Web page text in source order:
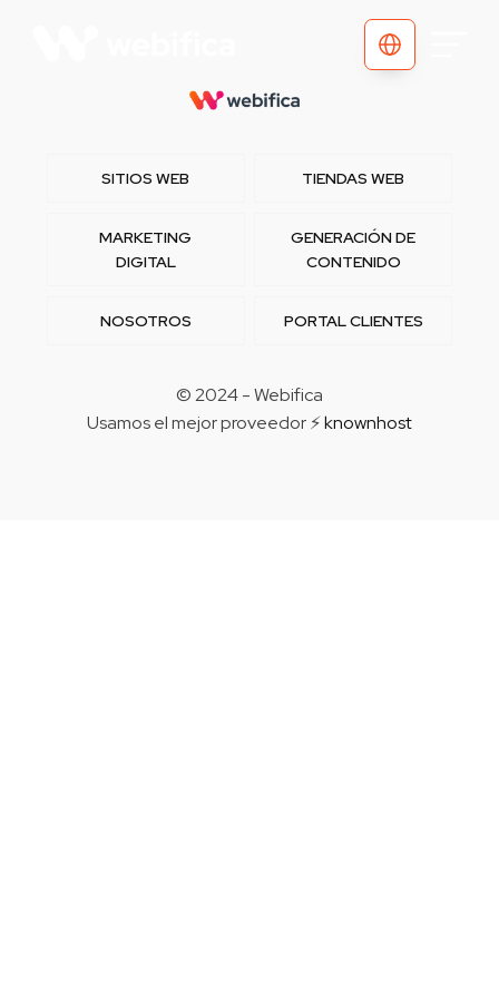
SITIOS WEB TIENDAS WEB
MARKETING
DIGITAL
GENERACIÓN DE
CONTENIDO
NOSOTROS PORTAL CLIENTES
© 2024 - Webifica
Usamos el mejor proveedor ⚡knownhost